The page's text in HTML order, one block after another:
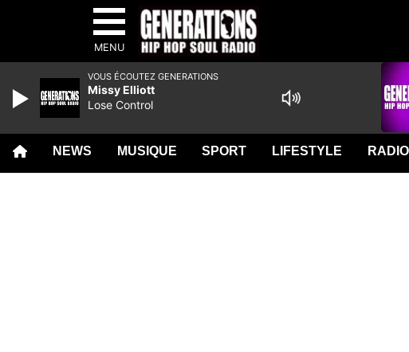
MENU
NEWS MUSIQUE SPORT LIFESTYLE
VOUS ÉCOUTEZ GENERATIONS
Missy Elliott
Lose Control